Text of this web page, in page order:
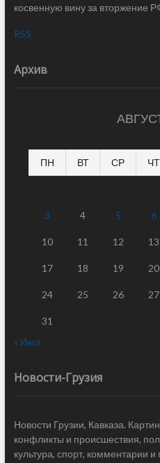
косвенную вину за вторжение
RSS
Архив
ПН ВТ СР ЧТ
3 4 5 6
10 11 12 13
17 18 19 20
24 25 26 27
31
« Июл
Новости-Грузия
Новости Грузии, Кавказа.
конфликты и происшествия,
культура, спорт, комментарии